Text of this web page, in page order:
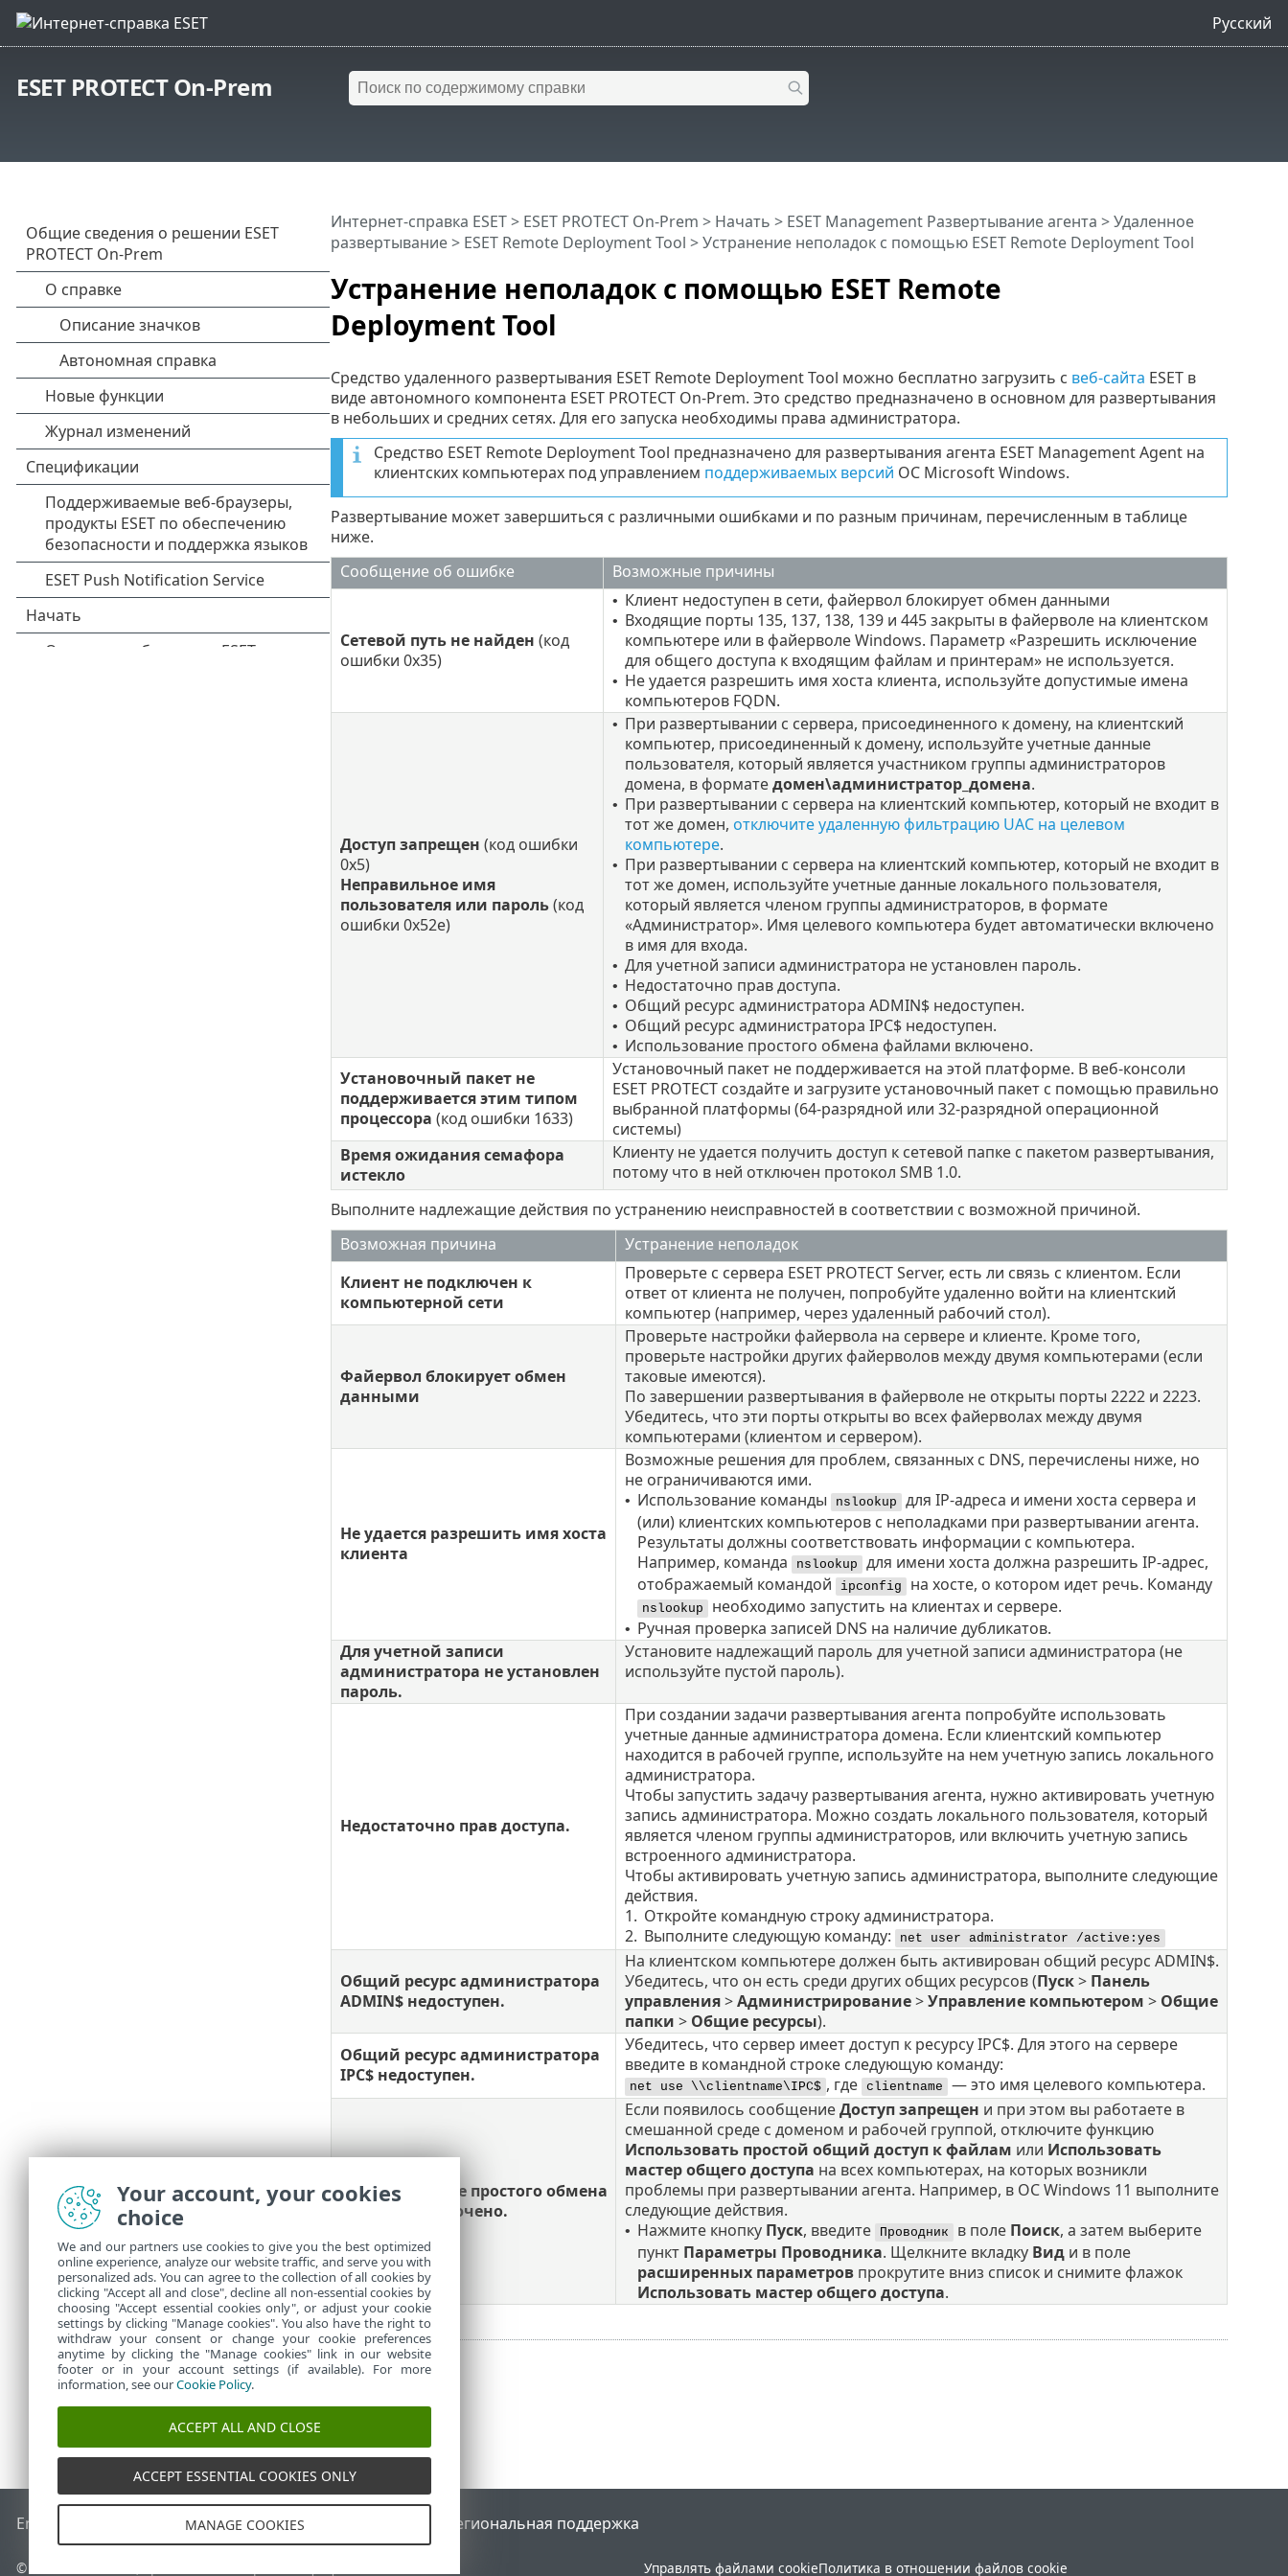
Русский
ESET PROTECT On-Prem
Устранение неполадок с помощью ESET Remote
Deployment Tool
Интернет-справка ESET> ESET PROTECT On-Prem > Начать > ESET Management Развертывание агента >Удаленное
развертывание> ESET Remote Deployment Tool > Устранение неполадок с помощью ESET Remote Deployment Tool
Средство удаленного развертывания ESET Remote Deployment Tool можно бесплатно загрузить с веб-сайта ESET в
виде автономного компонента ESET PROTECT On-Prem. Это средство предназначено в основном для развертывания
в небольших и средних сетях. Для его запуска необходимы права администратора.
Средство ESET Remote Deployment Tool предназначено для развертывания агента ESET Management Agent на
клиентских компьютерах под управлением поддерживаемых версий ОС Microsoft Windows.
Развертывание может завершиться с различными ошибками и по разным причинам, перечисленным в таблице
ниже.
Сообщение об ошибке
Возможные причины
Сетевой путь не найден (код
ошибки 0x35)
• Клиент недоступен в сети, файервол блокирует обмен данными
• Входящие порты 135, 137, 138, 139 и 445 закрыты в файерволе на клиентском
компьютере или в файерволе Windows. Параметр «Разрешить исключение
для общего доступа к входящим файлам и принтерам» не используется.
• Не удается разрешить имя хоста клиента, используйте допустимые имена
компьютеров FQDN.
Доступ запрещен (код ошибки
0x5)
Неправильное имя
пользователя или пароль(код
ошибки 0х52е)
• При развертывании с сервера, присоединенного к домену, на клиентский
компьютер, присоединенный к домену, используйте учетные данные
пользователя, который является участником группы администраторов
домена, в форматедомен\администратор_домена.
• При развертывании с сервера на клиентский компьютер, который не входит в
тот же домен, отключите удаленную фильтрацию UAC на целевом
компьютере.
• При развертывании с сервера на клиентский компьютер, который не входит в
тот же домен, используйте учетные данные локального пользователя,
который является членом группы администраторов, в формате
«Администратор». Имя целевого компьютера будет автоматически включено
в имя для входа.
• Для учетной записи администратора не установлен пароль.
• Недостаточно прав доступа.
• Общий ресурс администратора ADMIN$ недоступен.
• Общий ресурс администратора IPC$ недоступен.
• Использование простого обмена файлами включено.
Установочный пакет не
поддерживается этим типом
процессора (код ошибки 1633)
Установочный пакет не поддерживается на этой платформе. В веб-консоли
ESET PROTECT создайте и загрузите установочный пакет с помощью правильно
выбранной платформы (64-разрядной или 32-разрядной операционной
системы)
Время ожидания семафора
истекло
Клиенту не удается получить доступ к сетевой папке с пакетом развертывания,
потому что в ней отключен протокол SMB 1.0.
Выполните надлежащие действия по устранению неисправностей в соответствии с возможной причиной.
Возможная причина
Устранение неполадок
Клиент не подключен к
компьютерной сети
Проверьте с сервера ESET PROTECT Server, есть ли связь с клиентом. Если
ответ от клиента не получен, попробуйте удаленно войти на клиентский
компьютер (например, через удаленный рабочий стол).
Файервол блокирует обмен
данными
Проверьте настройки файервола на сервере и клиенте. Кроме того,
проверьте настройки других файерволов между двумя компьютерами (если
таковые имеются).
По завершении развертывания в файерволе не открыты порты 2222 и 2223.
Убедитесь, что эти порты открыты во всех файерволах между двумя
компьютерами (клиентом и сервером).
Не удается разрешить имя хоста
клиента
Возможные решения для проблем, связанных с DNS, перечислены ниже, но
не ограничиваются ими.
• Использование команды nslookup для IP-адреса и имени хоста сервера и
(или) клиентских компьютеров с неполадками при развертывании агента.
Результаты должны соответствовать информации с компьютера.
Например, команда
nslookup для имени хоста должна разрешить IP-адрес,
отображаемый командой
ipconfig на хосте, о котором идет речь. Команду
nslookup необходимо запустить на клиентах и сервере.
• Ручная проверка записей DNS на наличие дубликатов.
Для учетной записи
администратора не установлен
пароль.
Установите надлежащий пароль для учетной записи администратора (не
используйте пустой пароль).
Недостаточно прав доступа.
При создании задачи развертывания агента попробуйте использовать
учетные данные администратора домена. Если клиентский компьютер
находится в рабочей группе, используйте на нем учетную запись локального
администратора.
Чтобы запустить задачу развертывания агента, нужно активировать учетную
запись администратора. Можно создать локального пользователя, который
является членом группы администраторов, или включить учетную запись
встроенного администратора.
Чтобы активировать учетную запись администратора, выполните следующие
действия.
1. Откройте командную строку администратора.
2. Выполните следующую команду: net user administrator /active:yes
Общий ресурс администратора
ADMIN$ недоступен.
На клиентском компьютере должен быть активирован общий ресурс ADMIN$.
Убедитесь, что он есть среди других общих ресурсов (Пуск> Панель
управления>Администрирование>Управление компьютером > Общие
папки > Общие ресурсы).
Общий ресурс администратора
IPC$ недоступен.
Убедитесь, что сервер имеет доступ к ресурсу IPC$. Для этого на сервере
введите в командной строке следующую команду:
net use \\clientname\IPC$ , где clientname — это имя целевого компьютера.
Использование простого обмена
файлами включено.
Если появилось сообщениеДоступ запрещен и при этом вы работаете в
смешанной среде с доменом и рабочей группой, отключите функцию
Использовать простой общий доступ к файлам или Использовать
мастер общего доступа на всех компьютерах, на которых возникли
проблемы при развертывании агента. Например, в ОС Windows 11 выполните
следующие действия.
• Нажмите кнопку Пуск, введите Проводник в поле Поиск, а затем выберите
пункт Параметры Проводника. Щелкните вкладку Види в поле
расширенных параметровпрокрутите вниз список и снимите флажок
Использовать мастер общего доступа.
End of Life База знаний ESETФорум ESET Региональная поддержка
© 1992 - 2026 ESET, spol. s r.o. - Все права защищены. Управлять файлами cookieПолитика в отношении файлов cookie
Your account, your cookies
choice
We and our partners use cookies to give you the best optimized
online experience, analyze our website traffic, and serve you with
personalized ads. You can agree to the collection of all cookies by
clicking "Accept all and close", decline all non-essential cookies by
choosing "Accept essential cookies only", or adjust your cookie
settings by clicking "Manage cookies". You also have the right to
withdraw your consent or change your cookie preferences
anytime by clicking the "Manage cookies" link in our website
footer or in your account settings (if available). For more
information, see ourCookie Policy.
ACCEPT ALL AND CLOSE
ACCEPT ESSENTIAL COOKIES ONLY
MANAGE COOKIES